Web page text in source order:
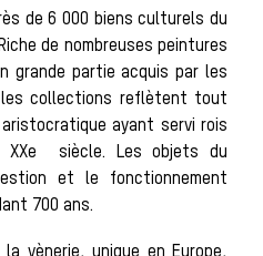
de
de 6 000 biens culturels du
de nombreuses peintures
grande partie acquis par les
collections reflètent tout
ayant servi rois
XXe siècle. Les objets du
et le fonctionnement
700 ans.